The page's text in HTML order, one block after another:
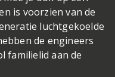
is voorzien van de
luchtgekoelde
de engineers
familielid aan de